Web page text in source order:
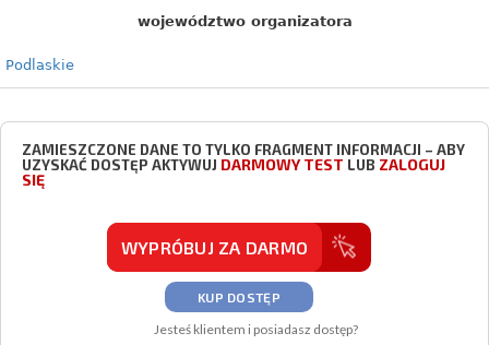
województwo organizatora
Podlaskie
ZAMIESZCZONE DANE TO TYLKO FRAGMENT INFORMACJI – ABY
UZYSKAĆ DOSTĘP AKTYWUJ DARMOWY TEST LUB ZALOGUJ
SIĘ
WYPRÓBUJ ZA DARMO
KUP DOSTĘP
Jesteś klientem i posiadasz dostęp?